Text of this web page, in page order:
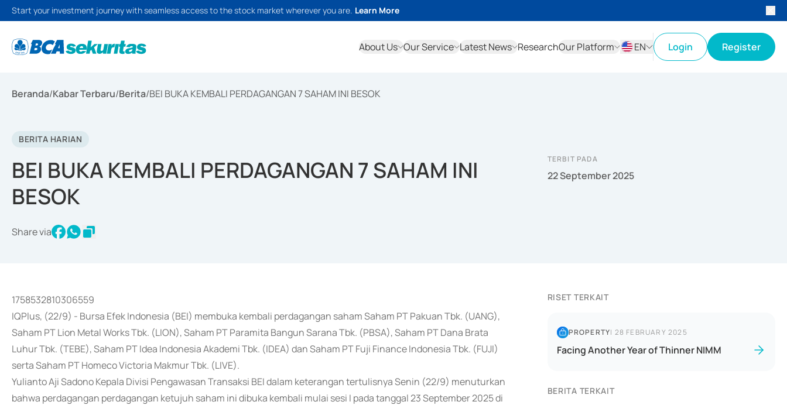
Start your investment journey with seamless access to the stock market wherever you are. Learn More
About Us Our Service Latest News ResearchOur Platform
EN
Login Register
Beranda/Kabar Terbaru/Berita/BEI BUKA KEMBALI PERDAGANGAN 7 SAHAM INI BESOK
BERITA HARIAN
BEI BUKA KEMBALI PERDAGANGAN 7 SAHAM INI
BESOK
Share via
TERBIT PADA
22 September 2025
1758532810306559
IQPlus, (22/9) - Bursa Efek Indonesia (BEI) membuka kembali perdagangan saham Saham PT Pakuan Tbk. (UANG),
Saham PT Lion Metal Works Tbk. (LION), Saham PT Paramita Bangun Sarana Tbk. (PBSA), Saham PT Dana Brata
Luhur Tbk. (TEBE), Saham PT Idea Indonesia Akademi Tbk. (IDEA) dan Saham PT Fuji Finance Indonesia Tbk. (FUJI)
serta Saham PT Homeco Victoria Makmur Tbk. (LIVE).
Yulianto Aji Sadono Kepala Divisi Pengawasan Transaksi BEI dalam keterangan tertulisnya Senin (22/9) menuturkan
bahwa perdagangan perdagangan ketujuh saham ini dibuka kembali mulai sesi I pada tanggal 23 September 2025 di
RISET TERKAIT
PROPERTY| 28 FEBRUARY 2025
Facing Another Year of Thinner NIMM
BERITA TERKAIT